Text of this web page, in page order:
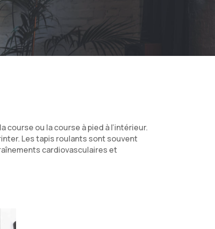
course ou la course à pied à l’intérieur.
Les tapis roulants sont souvent
cardiovasculaires et